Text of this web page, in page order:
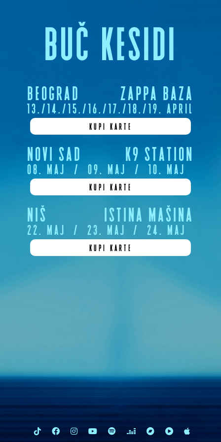
BUČ KESIDI
BEOGRAD ZAPPA BAZA
13. /14. /15. /16. /17. /18. /19. APRIL
KUPI KARTE
NOVI SAD K9 STATION
08. MAJ / 09. MAJ / 10. MAJ
KUPI KARTE
NIŠ ISTINA MAŠINA
22. MAJ / 23. MAJ / 24. MAJ
KUPI KARTE